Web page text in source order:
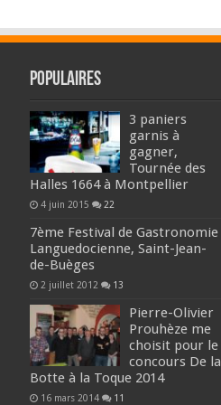
Populaires
3 paniers
garnis à
gagner,
Tournée des
Halles 1664 à Montpellier
4 juin 2015 22
7ème Festival de Gastronomie
Languedocienne, Saint-Jean-
de-Buèges
2 juillet 2012 13
Pierre-Olivier
Prouhèze me
choisit pour le
concours De la
Botte à la Toque 2014
16 mars 2014 11